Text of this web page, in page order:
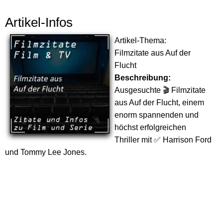
Artikel-Infos
Artikel-Thema:
Filmzitate aus Auf der
Flucht
Beschreibung:
Ausgesuchte 🎬 Filmzitate
aus Auf der Flucht, einem
enorm spannenden und
höchst erfolgreichen
Thriller mit ✅ Harrison Ford
und Tommy Lee Jones.